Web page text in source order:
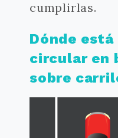
cumplirlas.
Dónde
circular en
sobre